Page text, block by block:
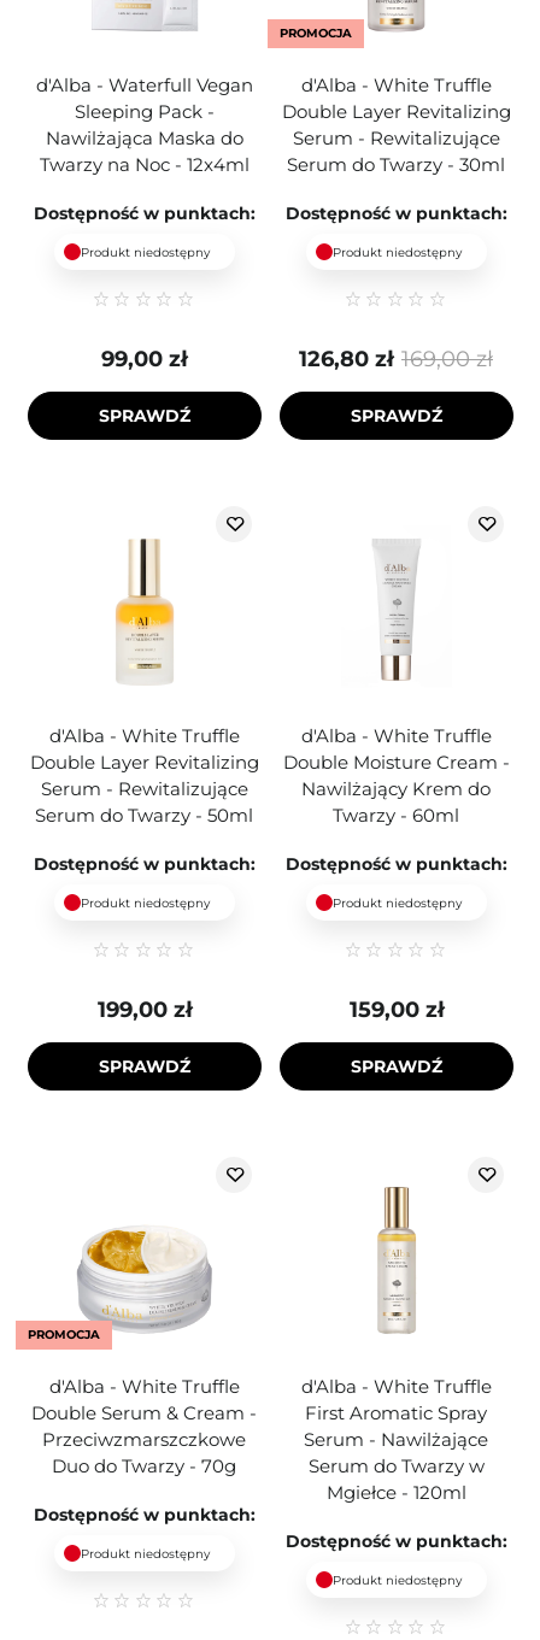
d'Alba - Waterfull Vegan
Sleeping Pack -
Nawilżająca Maska do
Twarzy na Noc - 12x4ml
Dostępność w punktach:
Produkt niedostępny
99,00 zł
SPRAWDŹ
PROMOCJA
d'Alba - White Truffle
Double Layer Revitalizing
Serum - Rewitalizujące
Serum do Twarzy - 30ml
Dostępność w punktach:
Produkt niedostępny
169,00 zł
126,80 zł
SPRAWDŹ
d'Alba - White Truffle
Double Layer Revitalizing
Serum - Rewitalizujące
Serum do Twarzy - 50ml
Dostępność w punktach:
Produkt niedostępny
199,00 zł
SPRAWDŹ
d'Alba - White Truffle
Double Moisture Cream -
Nawilżający Krem do
Twarzy - 60ml
Dostępność w punktach:
Produkt niedostępny
159,00 zł
SPRAWDŹ
PROMOCJA
d'Alba - White Truffle
Double Serum & Cream -
Przeciwzmarszczkowe
Duo do Twarzy - 70g
Dostępność w punktach:
Produkt niedostępny
d'Alba - White Truffle
First Aromatic Spray
Serum - Nawilżające
Serum do Twarzy w
Mgiełce - 120ml
Dostępność w punktach:
Produkt niedostępny